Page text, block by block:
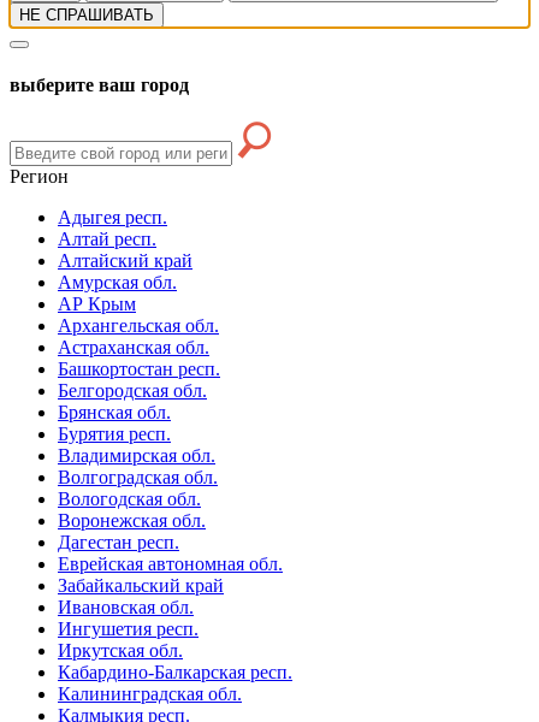
НЕ СПРАШИВАТЬ
выберите ваш город
Регион
Адыгея респ.
Алтай респ.
Алтайский край
Амурская обл.
АР Крым
Архангельская обл.
Астраханская обл.
Башкортостан респ.
Белгородская обл.
Брянская обл.
Бурятия респ.
Владимирская обл.
Волгоградская обл.
Вологодская обл.
Воронежская обл.
Дагестан респ.
Еврейская автономная обл.
Забайкальский край
Ивановская обл.
Ингушетия респ.
Иркутская обл.
Кабардино-Балкарская респ.
Калининградская обл.
Калмыкия респ.